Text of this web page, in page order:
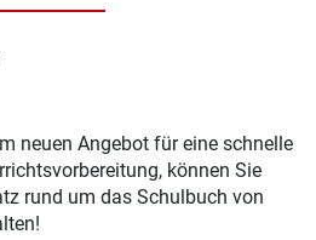
neuen Angebot für eine schnelle
können Sie
rund um das Schulbuch von